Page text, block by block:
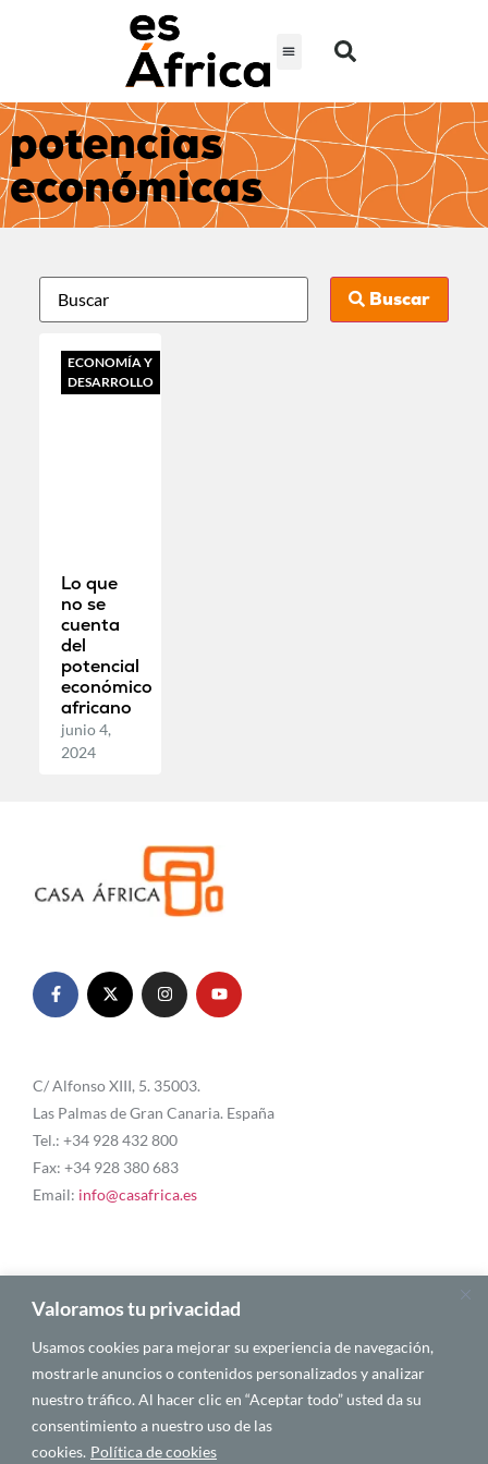
Valoramos tu privacidad
Usamos cookies para mejorar su experiencia de navegación,
mostrarle anuncios o contenidos personalizados y analizar
nuestro tráfico. Al hacer clic en “Aceptar todo” usted da su
consentimiento a nuestro uso de las
cookies. Política de cookies
potencias
económicas
Buscar
ECONOMÍA Y
DESARROLLO
Lo que
no se
cuenta
del
potencial
económico
africano
junio 4,
2024
C/ Alfonso XIII, 5. 35003.
Las Palmas de Gran Canaria. España
Tel.: +34 928 432 800
Fax: +34 928 380 683
Email: info@casafrica.es
Blog
Quiénes somos
Autores
Español